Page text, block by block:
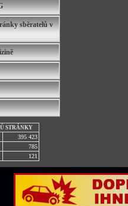
sběratelů v
STRÁNKY
395 423
785
121